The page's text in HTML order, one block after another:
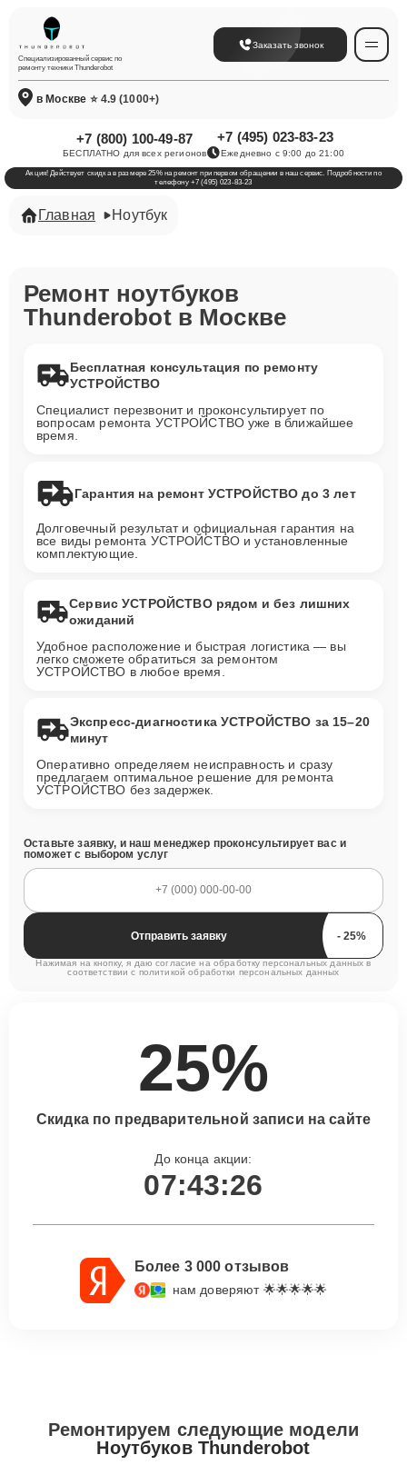
Специализированный сервис по
ремонту техники Thunderobot
Заказать звонок
в Москве ⭐ 4.9 (1000+)
+7 (800) 100-49-87
БЕСПЛАТНО для всех регионов
+7 (495) 023-83-23
Ежедневно с 9:00 до 21:00
Акция! Действует скидка в размере 25% на ремонт при первом обращении в наш сервис. Подробности по
телефону +7 (495) 023-83-23
Главная Ноутбук
Ремонт ноутбуков
Thunderobot в Москве
Бесплатная консультация по ремонту
УСТРОЙСТВО
Специалист перезвонит и проконсультирует по
вопросам ремонта УСТРОЙСТВО уже в ближайшее
время.
Гарантия на ремонт УСТРОЙСТВО до 3 лет
Долговечный результат и официальная гарантия на
все виды ремонта УСТРОЙСТВО и установленные
комплектующие.
Сервис УСТРОЙСТВО рядом и без лишних
ожиданий
Удобное расположение и быстрая логистика — вы
легко сможете обратиться за ремонтом
УСТРОЙСТВО в любое время.
Экспресс-диагностика УСТРОЙСТВО за 15–20
минут
Оперативно определяем неисправность и сразу
предлагаем оптимальное решение для ремонта
УСТРОЙСТВО без задержек.
Оставьте заявку, и наш менеджер проконсультирует вас и
поможет с выбором услуг
Отправить заявку
Нажимая на кнопку, я даю согласие на обработку персональных данных в
соответствии с политикой обработки персональных данных
25%
Скидка по предварительной записи на сайте
До конца акции:
07:43:25
Более 3 000 отзывов
нам доверяют 🌟🌟🌟🌟🌟
Ремонтируем следующие модели
Ноутбуков Thunderobot